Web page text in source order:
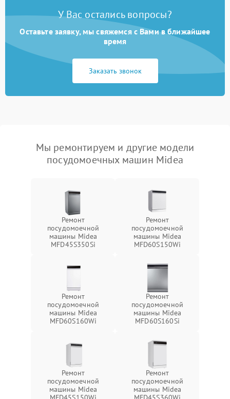
У Вас остались вопросы?
Оставьте заявку, мы свяжемся с Вами в ближайшее
время
Заказать звонок
Мы ремонтируем и другие модели
посудомоечных машин Midea
Ремонт
посудомоечной
машины Midea
MFD45S350Si
Ремонт
посудомоечной
машины Midea
MFD60S150Wi
Ремонт
посудомоечной
машины Midea
MFD60S160Wi
Ремонт
посудомоечной
машины Midea
MFD60S160Si
Ремонт
посудомоечной
машины Midea
Ремонт
посудомоечной
машины Midea